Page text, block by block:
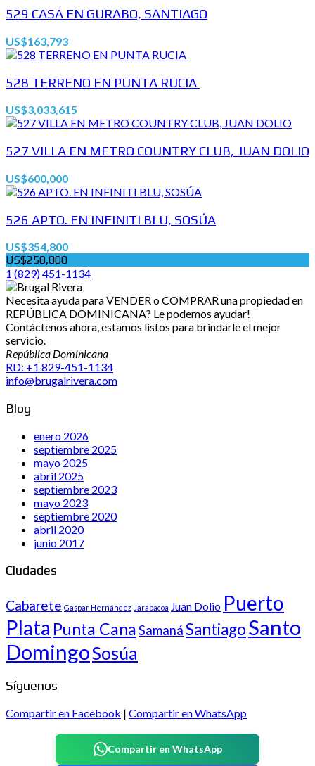
529 CASA EN GURABO, SANTIAGO
US$163,793
528 TERRENO EN PUNTA RUCIA
US$3,033,615
527 VILLA EN METRO COUNTRY CLUB, JUAN DOLIO
US$600,000
526 APTO. EN INFINITI BLU, SOSÚA
US$354,800
US$250,000
1 (829) 451-1134
Necesita ayuda para VENDER o COMPRAR una propiedad en
REPÚBLICA DOMINICANA? Le podemos ayudar!
Contáctenos ahora, estamos listos para brindarle el mejor
servicio.
República Dominicana
RD: +1 829-451-1134
info@brugalrivera.com
Blog
enero 2026
septiembre 2025
mayo 2025
abril 2025
septiembre 2023
mayo 2023
septiembre 2020
abril 2020
junio 2017
Ciudades
Cabarete Gaspar Hernández Jarabacoa Juan Dolio Puerto
Plata Punta CanaSamanáSantiagoSanto
DomingoSosúa
Síguenos
Compartir en Facebook | Compartir en WhatsApp
Compartir en WhatsApp